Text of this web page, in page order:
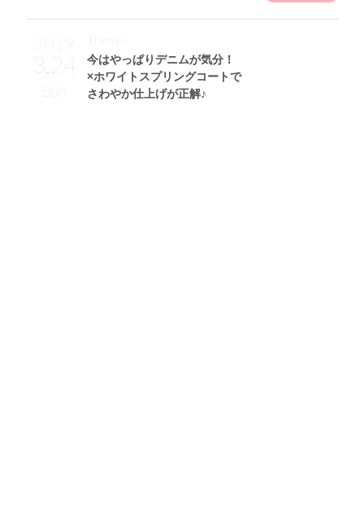
2019
3.24
Sun
今はやっぱりデニムが気分！
×ホワイトスプリングコートで
さわやか仕上げが正解♪
Theme